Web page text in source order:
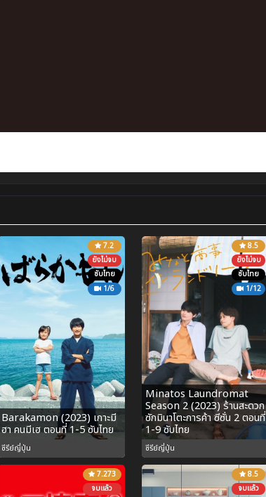
7.2
ยังไม่จบ
ซับไทย
1/6
Barakamon (2023) เกาะมี
ฮา คนมีเฮ ตอนที่ 1-5 ซับไทย
ซีรีย์ญี่ปุ่น
8.5
ยังไม่จบ
ซับไทย
1/12
Minatos Laundromat
Season 2 (2023) ร้านสะดวก
ซักมินาโตะการค้า ซีซั่น 2 ตอนที่
1-9 ซับไทย
ซีรีย์ญี่ปุ่น
7.273
จบแล้ว
8.5
จบแล้ว